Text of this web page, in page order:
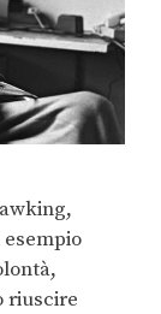
riuscire